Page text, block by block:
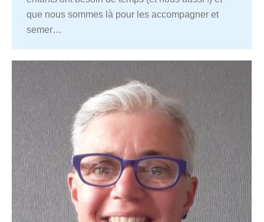
que nous sommes là pour les accompagner et
semer…